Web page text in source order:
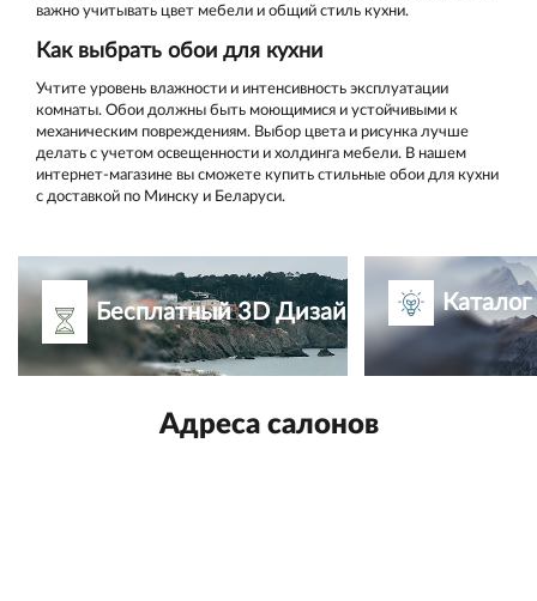
важно учитывать цвет мебели и общий стиль кухни.
Как выбрать обои для кухни
Учтите уровень влажности и интенсивность эксплуатации
комнаты. Обои должны быть моющимися и устойчивыми к
механическим повреждениям. Выбор цвета и рисунка лучше
делать с учетом освещенности и холдинга мебели. В нашем
интернет-магазине вы сможете купить стильные обои для кухни
с доставкой по Минску и Беларуси.
Бесплатный 3D Дизайн-проект
Адреса салонов